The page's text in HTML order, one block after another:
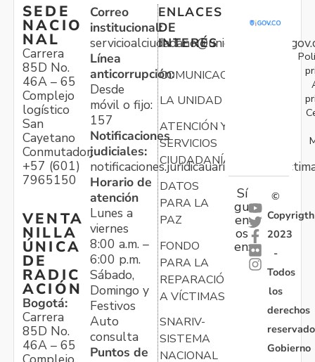
SEDE
NACIO
NAL
Carrera
85D No.
46A – 65
Complejo
logístico
San
Cayetano
Conmutador:
+57 (601)
7965150
VENTA
NILLA
ÚNICA
DE
RADIC
ACIÓN
Bogotá:
Carrera
85D No.
46A – 65
Correo
institucional:
Línea
anticorrupción:
Desde
móvil o fijo:
157
Notificaciones
judiciales:
Horario de
atención
Lunes a
viernes
8:00 a.m. –
6:00 p.m.
Sábado,
Domingo y
Festivos
Auto
consulta
Puntos de
ENLACES
DE
INTERÉS
COMUNICACIONES
LA UNIDAD
ATENCIÓN Y
SERVICIOS
CIUDADANÍA
DATOS
PARA LA
PAZ
FONDO
PARA LA
REPARACIÓN
A VÍCTIMAS
SNARIV-
SISTEMA
NACIONAL
Sí
gu
en
os
en:
©
Copyrigth
2023
-
Todos
los
derechos
Gobierno